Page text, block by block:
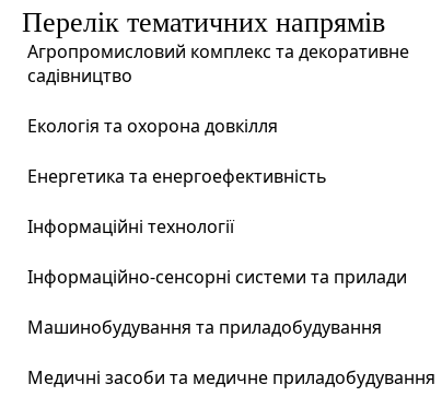
Перелік тематичних напрямів
Агропромисловий комплекс та декоративне
садівництво
Екологія та охорона довкілля
Енергетика та енергоефективність
Інформаційні технології
Інформаційно-сенсорні системи та прилади
Машинобудування та приладобудування
Медичні засоби та медичне приладобудування